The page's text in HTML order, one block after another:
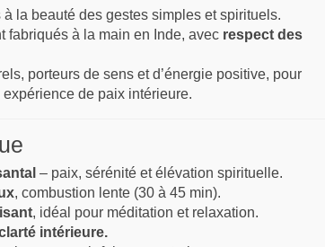
à la beauté des gestes simples et spirituels.
fabriqués à la main en Inde, avec respect des
porteurs de sens et d’énergie positive, pour
de paix intérieure.
– paix, sérénité et élévation spirituelle.
, combustion lente (30 à 45 min).
, idéal pour méditation et relaxation.
intérieure.